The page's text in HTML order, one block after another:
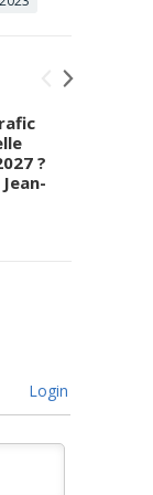
?
Login